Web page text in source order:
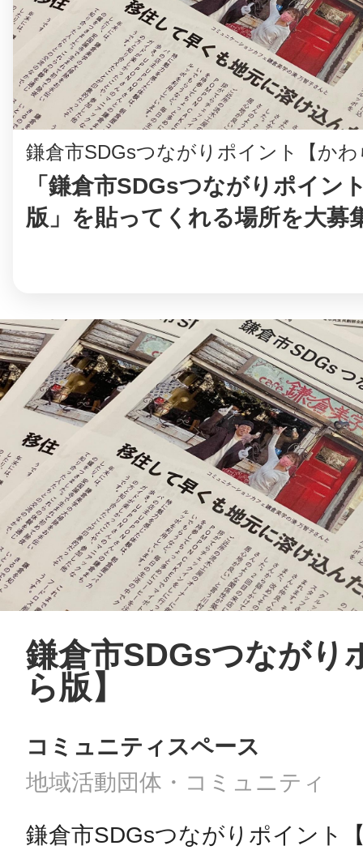
鎌倉市SDGsつながりポイント【かわ
「鎌倉市SDGsつながりポイン
版」を貼ってくれる場所を大募
鎌倉市SDGsつながり
ら版】
コミュニティスペース
地域活動団体・コミュニティ
鎌倉市SDGsつながりポイント